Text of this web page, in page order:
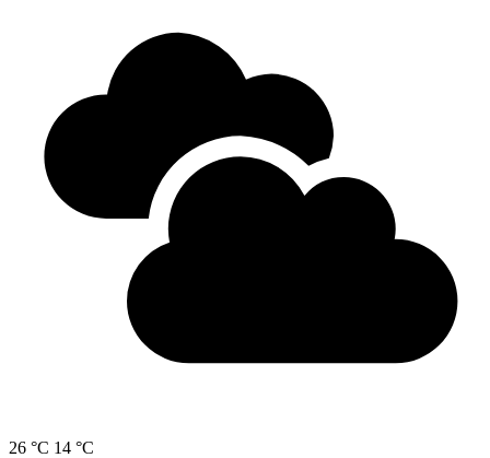
26 °C 14 °C